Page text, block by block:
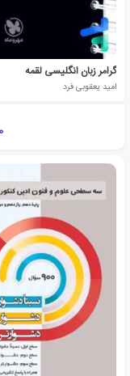
گرامر زبان انگلیسی لقمه
امید یعقوبی فرد